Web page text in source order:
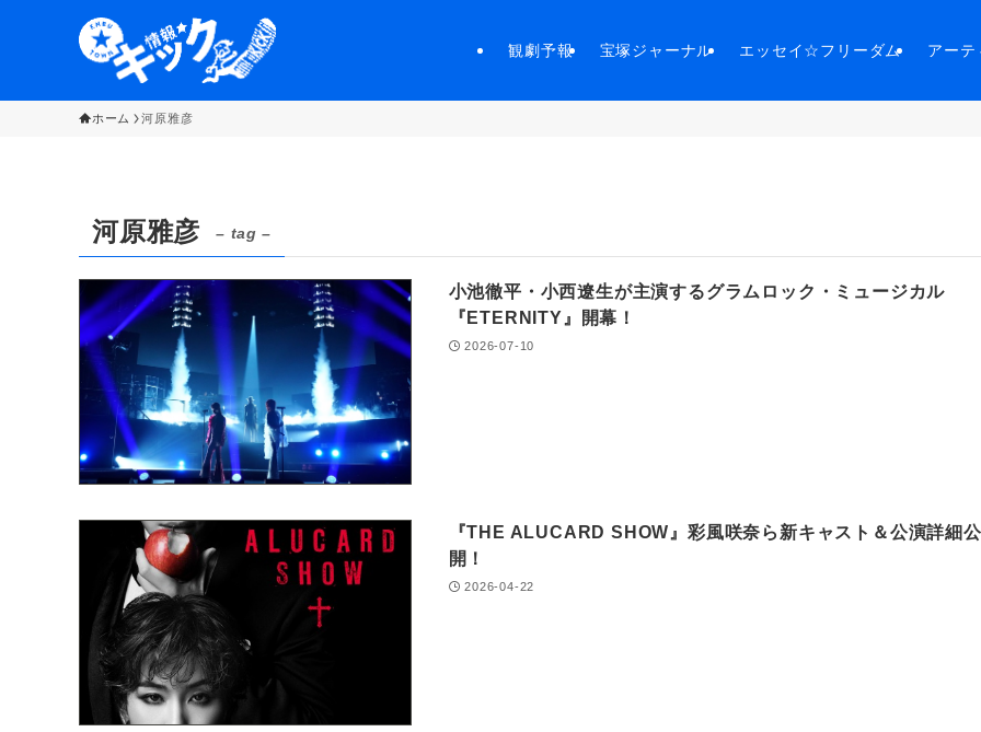
観劇予報 宝塚ジャーナル エッセイ☆フリーダム アーテ
ホーム 河原雅彦
河原雅彦 – tag –
小池徹平・小西遼生が主演するグラムロック・ミュージカル
『ETERNITY』開幕！
2026-07-10
『THE ALUCARD SHOW』彩風咲奈ら新キャスト＆公演詳細公
開！
2026-04-22